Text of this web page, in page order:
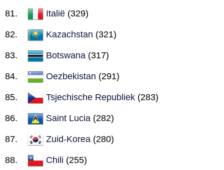
Italië (329)
Kazachstan (321)
Botswana (317)
Oezbekistan (291)
Tsjechische Republiek (283)
Saint Lucia (282)
Zuid-Korea (280)
Chili (255)